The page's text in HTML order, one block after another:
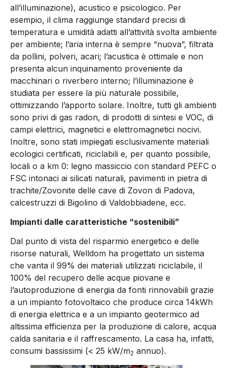
all’illuminazione), acustico e psicologico. Per
esempio, il clima raggiunge standard precisi di
temperatura e umidità adatti all’attività svolta ambiente
per ambiente; l’aria interna è sempre “nuova”, filtrata
da pollini, polveri, acari; l’acustica è ottimale e non
presenta alcun inquinamento proveniente da
macchinari o riverbero interno; l’illuminazione è
studiata per essere la più naturale possibile,
ottimizzando l’apporto solare. Inoltre, tutti gli ambienti
sono privi di gas radon, di prodotti di sintesi e VOC, di
campi elettrici, magnetici e elettromagnetici nocivi.
Inoltre, sono stati impiegati esclusivamente materiali
ecologici certificati, riciclabili e, per quanto possibile,
locali o a km 0: legno massiccio con standard PEFC o
FSC intonaci ai silicati naturali, pavimenti in pietra di
trachite/Zovonite delle cave di Zovon di Padova,
calcestruzzi di Bigolino di Valdobbiadene, ecc.
Impianti dalle caratteristiche “sostenibili”
Dal punto di vista del risparmio energetico e delle
risorse naturali, Welldom ha progettato un sistema
che vanta il 99% dei materiali utilizzati riciclabile, il
100% del recupero delle acque piovane e
l’autoproduzione di energia da fonti rinnovabili grazie
a un impianto fotovoltaico che produce circa 14kWh
di energia elettrica e a un impianto geotermico ad
altissima efficienza per la produzione di calore, acqua
calda sanitaria e il raffrescamento. La casa ha, infatti,
consumi bassissimi (< 25 kW/m2 annuo).